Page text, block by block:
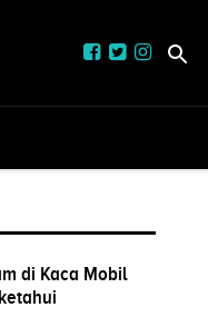
di Kaca Mobil